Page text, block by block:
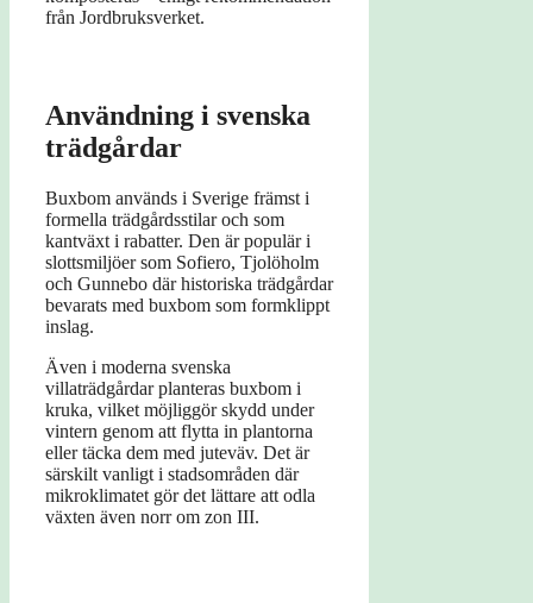
från Jordbruksverket.
Användning i svenska
trädgårdar
Buxbom används i Sverige främst i
formella trädgårdsstilar och som
kantväxt i rabatter. Den är populär i
slottsmiljöer som Sofiero, Tjolöholm
och Gunnebo där historiska trädgårdar
bevarats med buxbom som formklippt
inslag.
Även i moderna svenska
villaträdgårdar planteras buxbom i
kruka, vilket möjliggör skydd under
vintern genom att flytta in plantorna
eller täcka dem med juteväv. Det är
särskilt vanligt i stadsområden där
mikroklimatet gör det lättare att odla
växten även norr om zon III.